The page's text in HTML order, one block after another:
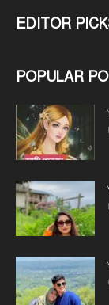
EDITOR
POPULAR